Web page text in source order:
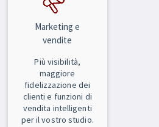
Marketing e
vendite
Più visibilità,
maggiore
fidelizzazione dei
clienti e funzioni di
vendita intelligenti
per il vostro studio.